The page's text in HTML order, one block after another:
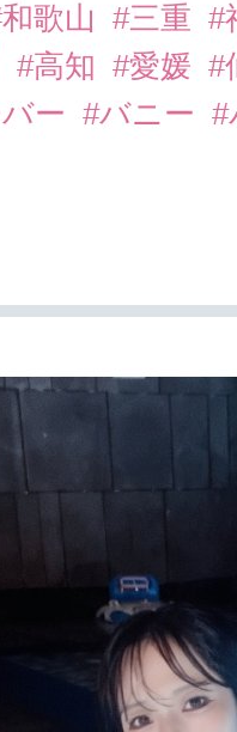
歌山 #三重 #
#高知 #愛媛 #
ー #バニー #